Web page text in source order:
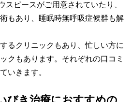
スピースがご用意されていたり、
もあり、睡眠時無呼吸症候群も解
るクリニックもあり、忙しい方に
クもあります。それぞれの口コミ
いきます。